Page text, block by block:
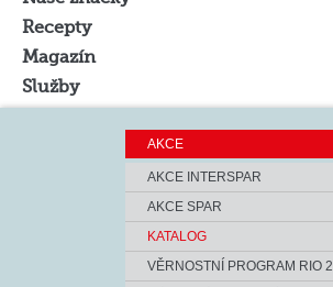
Recepty
Magazín
Služby
AKCE
AKCE INTERSPAR
AKCE SPAR
KATALOG
VĚRNOSTNÍ PROGRAM RIO 2